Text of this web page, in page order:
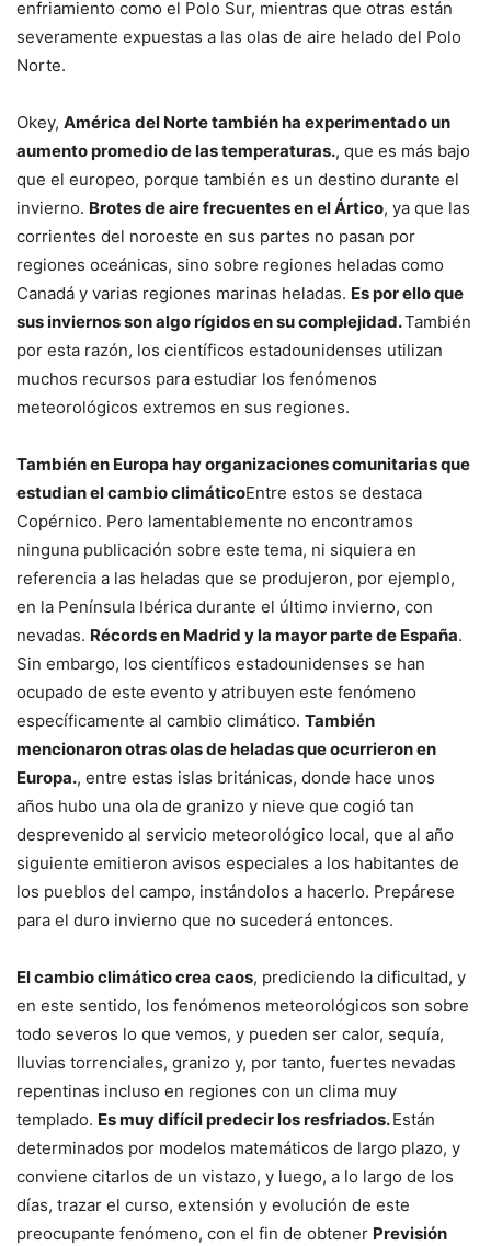
enfriamiento como el Polo Sur, mientras que otras están
severamente expuestas a las olas de aire helado del Polo
Norte.
Okey, América del Norte también ha experimentado un
aumento promedio de las temperaturas., que es más bajo
que el europeo, porque también es un destino durante el
invierno. Brotes de aire frecuentes en el Ártico, ya que las
corrientes del noroeste en sus partes no pasan por
regiones oceánicas, sino sobre regiones heladas como
Canadá y varias regiones marinas heladas. Es por ello que
sus inviernos son algo rígidos en su complejidad.También
por esta razón, los científicos estadounidenses utilizan
muchos recursos para estudiar los fenómenos
meteorológicos extremos en sus regiones.
También en Europa hay organizaciones comunitarias que
estudian el cambio climáticoEntre estos se destaca
Copérnico. Pero lamentablemente no encontramos
ninguna publicación sobre este tema, ni siquiera en
referencia a las heladas que se produjeron, por ejemplo,
en la Península Ibérica durante el último invierno, con
nevadas. Récords en Madrid y la mayor parte de España.
Sin embargo, los científicos estadounidenses se han
ocupado de este evento y atribuyen este fenómeno
específicamente al cambio climático. También
mencionaron otras olas de heladas que ocurrieron en
Europa., entre estas islas británicas, donde hace unos
años hubo una ola de granizo y nieve que cogió tan
desprevenido al servicio meteorológico local, que al año
siguiente emitieron avisos especiales a los habitantes de
los pueblos del campo, instándolos a hacerlo. Prepárese
para el duro invierno que no sucederá entonces.
El cambio climático crea caos, prediciendo la dificultad, y
en este sentido, los fenómenos meteorológicos son sobre
todo severos lo que vemos, y pueden ser calor, sequía,
lluvias torrenciales, granizo y, por tanto, fuertes nevadas
repentinas incluso en regiones con un clima muy
templado. Es muy difícil predecir los resfriados.Están
determinados por modelos matemáticos de largo plazo, y
conviene citarlos de un vistazo, y luego, a lo largo de los
días, trazar el curso, extensión y evolución de este
preocupante fenómeno, con el fin de obtener Previsión